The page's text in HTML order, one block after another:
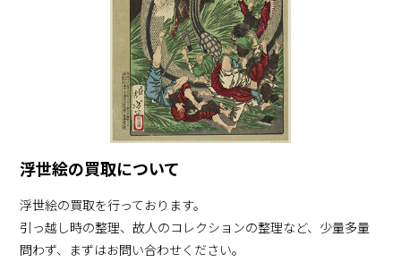
浮世絵の買取について
浮世絵の買取を行っております。
引っ越し時の整理、故人のコレクションの整理など、少量多量
問わず、まずはお問い合わせください。